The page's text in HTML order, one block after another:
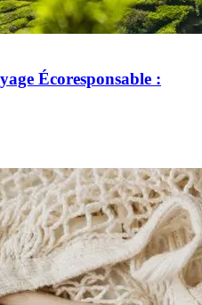
Écoresponsable :